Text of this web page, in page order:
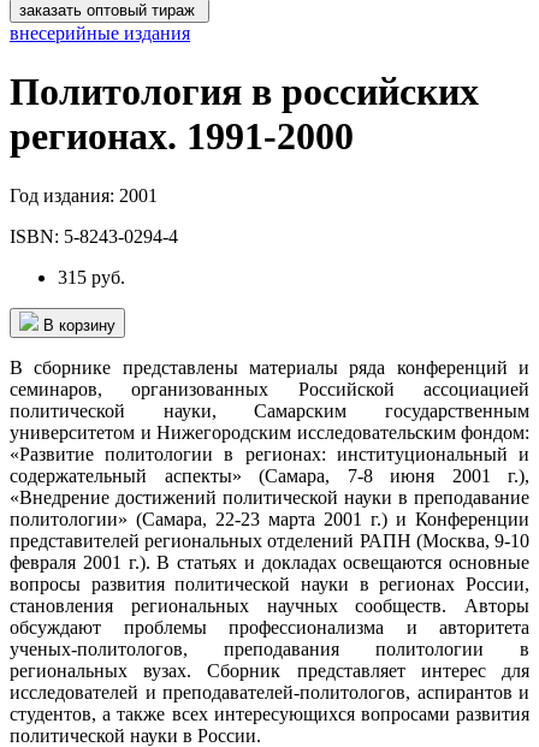
заказать оптовый тираж
внесерийные издания
Политология в российских
регионах. 1991-2000
Год издания: 2001
ISBN: 5-8243-0294-4
315 руб.
В корзину
В сборнике представлены материалы ряда конференций и
семинаров, организованных Российской ассоциацией
политической науки, Самарским государственным
университетом и Нижегородским исследовательским фондом:
«Развитие политологии в регионах: институциональный и
содержательный аспекты» (Самара, 7-8 июня 2001 г.),
«Внедрение достижений политической науки в преподавание
политологии» (Самара, 22-23 марта 2001 г.) и Конференции
представителей региональных отделений РАПН (Москва, 9-10
февраля 2001 г.). В статьях и докладах освещаются основные
вопросы развития политической науки в регионах России,
становления региональных научных сообществ. Авторы
обсуждают проблемы профессионализма и авторитета
ученых-политологов, преподавания политологии в
региональных вузах. Сборник представляет интерес для
исследователей и преподавателей-политологов, аспирантов и
студентов, а также всех интересующихся вопросами развития
политической науки в России.